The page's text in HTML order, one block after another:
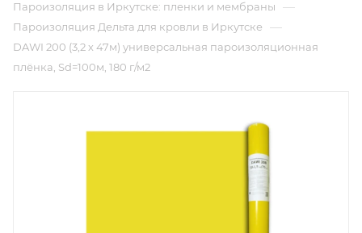
Пароизоляция в Иркутске: пленки и мембраны —
Пароизоляция Дельта для кровли в Иркутске —
DAWI 200 (3,2 х 47м) универсальная пароизоляционная
плёнка, Sd=100м, 180 г/м2